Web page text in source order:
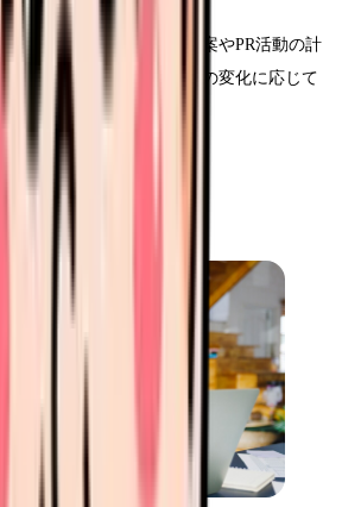
た情報は、営業戦略の立案やPR活動の計
期的に更新を行い、市場の変化に応じて
です。
の立案